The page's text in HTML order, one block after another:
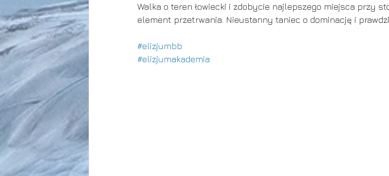
Walka o teren łowiecki i zdobycie najlepszego miejsca przy
element przetrwania. Nieustanny taniec o dominację i
#elizjumbb
#elizjumakademia